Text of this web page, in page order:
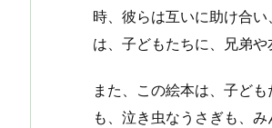
時、彼らは互いに助け合
は、子どもたちに、兄弟
また、この絵本は、子ど
も、泣き虫なうさぎも、